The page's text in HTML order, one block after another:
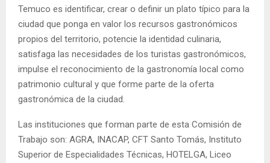
Temuco es identificar, crear o definir un plato típico para la
ciudad que ponga en valor los recursos gastronómicos
propios del territorio, potencie la identidad culinaria,
satisfaga las necesidades de los turistas gastronómicos,
impulse el reconocimiento de la gastronomía local como
patrimonio cultural y que forme parte de la oferta
gastronómica de la ciudad.
Las instituciones que forman parte de esta Comisión de
Trabajo son: AGRA, INACAP, CFT Santo Tomás, Instituto
Superior de Especialidades Técnicas, HOTELGA, Liceo